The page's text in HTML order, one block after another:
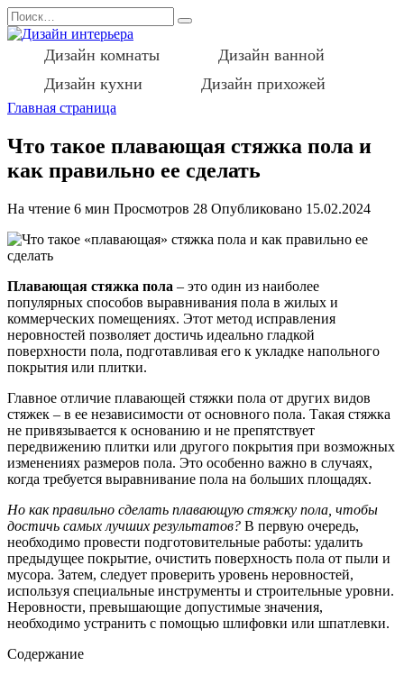
Перейти
к
содержанию
Search
for:
Дизайн комнаты
Дизайн ванной
Дизайн кухни
Дизайн прихожей
Главная страница
Что такое плавающая стяжка пола и
как правильно ее сделать
На чтение 6 мин Просмотров 28 Опубликовано 15.02.2024
Плавающая стяжка пола – это один из наиболее
популярных способов выравнивания пола в жилых и
коммерческих помещениях. Этот метод исправления
неровностей позволяет достичь идеально гладкой
поверхности пола, подготавливая его к укладке напольного
покрытия или плитки.
Главное отличие плавающей стяжки пола от других видов
стяжек – в ее независимости от основного пола. Такая стяжка
не привязывается к основанию и не препятствует
передвижению плитки или другого покрытия при возможных
изменениях размеров пола. Это особенно важно в случаях,
когда требуется выравнивание пола на больших площадях.
Но как правильно сделать плавающую стяжку пола, чтобы
достичь самых лучших результатов? В первую очередь,
необходимо провести подготовительные работы: удалить
предыдущее покрытие, очистить поверхность пола от пыли и
мусора. Затем, следует проверить уровень неровностей,
используя специальные инструменты и строительные уровни.
Неровности, превышающие допустимые значения,
необходимо устранить с помощью шлифовки или шпатлевки.
Содержание